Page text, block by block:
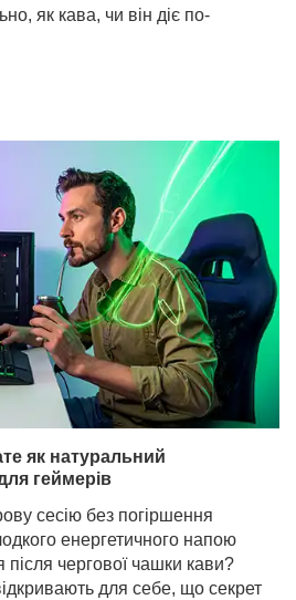
як кава, чи він діє по-
як натуральний
геймерів
сесію без погіршення
енергетичного напою
після чергової чашки кави?
для себе, що секрет